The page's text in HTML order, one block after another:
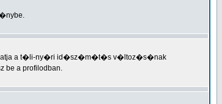
a t�li-ny�ri id�sz�m�t�s v�ltoz�s�nak
a profilodban.